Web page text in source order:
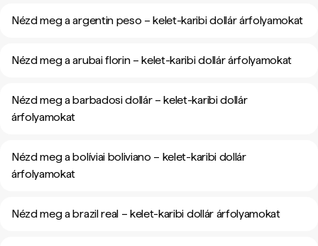
Nézd meg a argentin peso – kelet-karibi dollár árfolyamokat
Nézd meg a arubai florin – kelet-karibi dollár árfolyamokat
Nézd meg a barbadosi dollár – kelet-karibi dollár
árfolyamokat
Nézd meg a bolíviai boliviano – kelet-karibi dollár
árfolyamokat
Nézd meg a brazil real – kelet-karibi dollár árfolyamokat